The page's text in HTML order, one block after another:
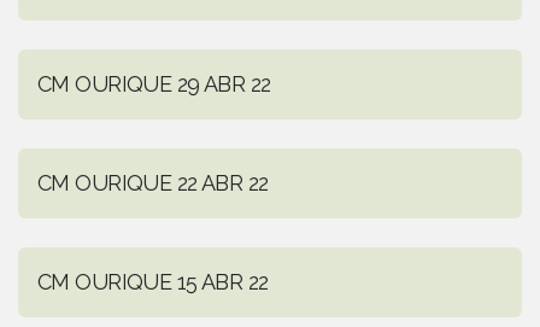
CM OURIQUE 29 ABR 22
CM OURIQUE 22 ABR 22
CM OURIQUE 15 ABR 22